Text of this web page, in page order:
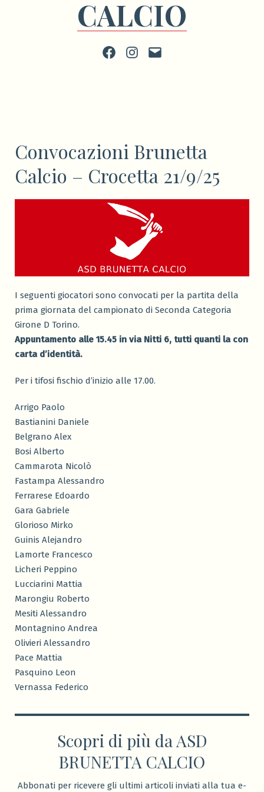
CALCIO
FacebookInstagram
scrivi
Convocazioni Brunetta
Calcio – Crocetta 21/9/25
I seguenti giocatori sono convocati per la partita della
prima giornata del campionato di Seconda Categoria
Girone D Torino.
Appuntamento alle 15.45 in via Nitti 6, tutti quanti la con
carta d’identità.
Per i tifosi fischio d’inizio alle 17.00.
Arrigo Paolo
Bastianini Daniele
Belgrano Alex
Bosi Alberto
Cammarota Nicolò
Fastampa Alessandro
Ferrarese Edoardo
Gara Gabriele
Glorioso Mirko
Guinis Alejandro
Lamorte Francesco
Licheri Peppino
Lucciarini Mattia
Marongiu Roberto
Mesiti Alessandro
Montagnino Andrea
Olivieri Alessandro
Pace Mattia
Pasquino Leon
Vernassa Federico
Scopri di più da ASD
BRUNETTA CALCIO
Abbonati per ricevere gli ultimi articoli inviati alla tua e-